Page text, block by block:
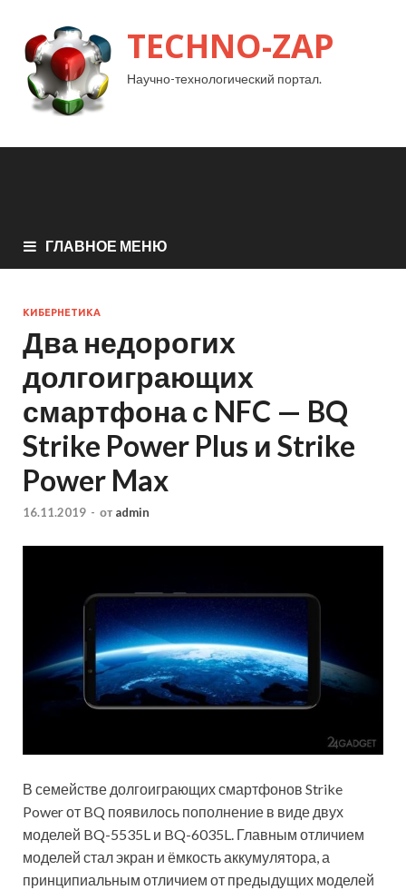
TECHNO-ZAP
Научно-технологический портал.
ГЛАВНОЕ МЕНЮ
КИБЕРНЕТИКА
Два недорогих
долгоиграющих
смартфона с NFC — BQ
Strike Power Plus и Strike
Power Max
16.11.2019 - от admin
В семействе долгоиграющих смартфонов Strike
Power от BQ появилось пополнение в виде двух
моделей BQ-5535L и BQ-6035L. Главным отличием
моделей стал экран и ёмкость аккумулятора, а
принципиальным отличием от предыдущих моделей